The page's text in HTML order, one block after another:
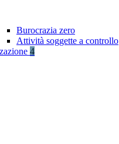
Burocrazia zero
Attività soggette a controllo
4